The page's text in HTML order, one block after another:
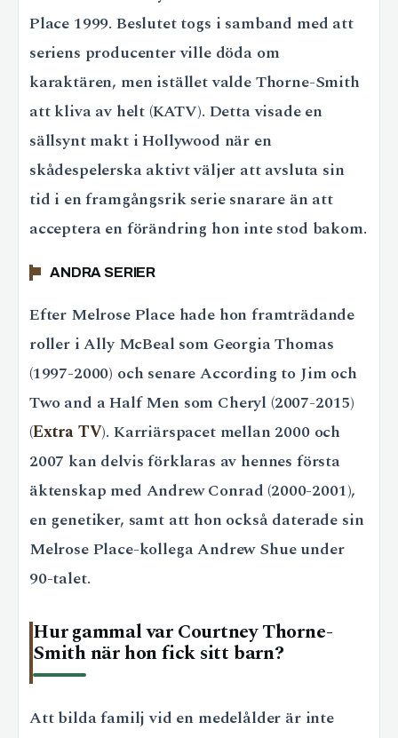
Place 1999. Beslutet togs i samband med att
seriens producenter ville döda om
karaktären, men istället valde Thorne-Smith
att kliva av helt (KATV). Detta visade en
sällsynt makt i Hollywood när en
skådespelerska aktivt väljer att avsluta sin
tid i en framgångsrik serie snarare än att
acceptera en förändring hon inte stod bakom.
ANDRA SERIER
Efter Melrose Place hade hon framträdande
roller i Ally McBeal som Georgia Thomas
(1997-2000) och senare According to Jim och
Two and a Half Men som Cheryl (2007-2015)
(Extra TV). Karriärspacet mellan 2000 och
2007 kan delvis förklaras av hennes första
äktenskap med Andrew Conrad (2000-2001),
en genetiker, samt att hon också daterade sin
Melrose Place-kollega Andrew Shue under
90-talet.
Hur gammal var Courtney Thorne-
Smith när hon fick sitt barn?
Att bilda familj vid en medelålder är inte